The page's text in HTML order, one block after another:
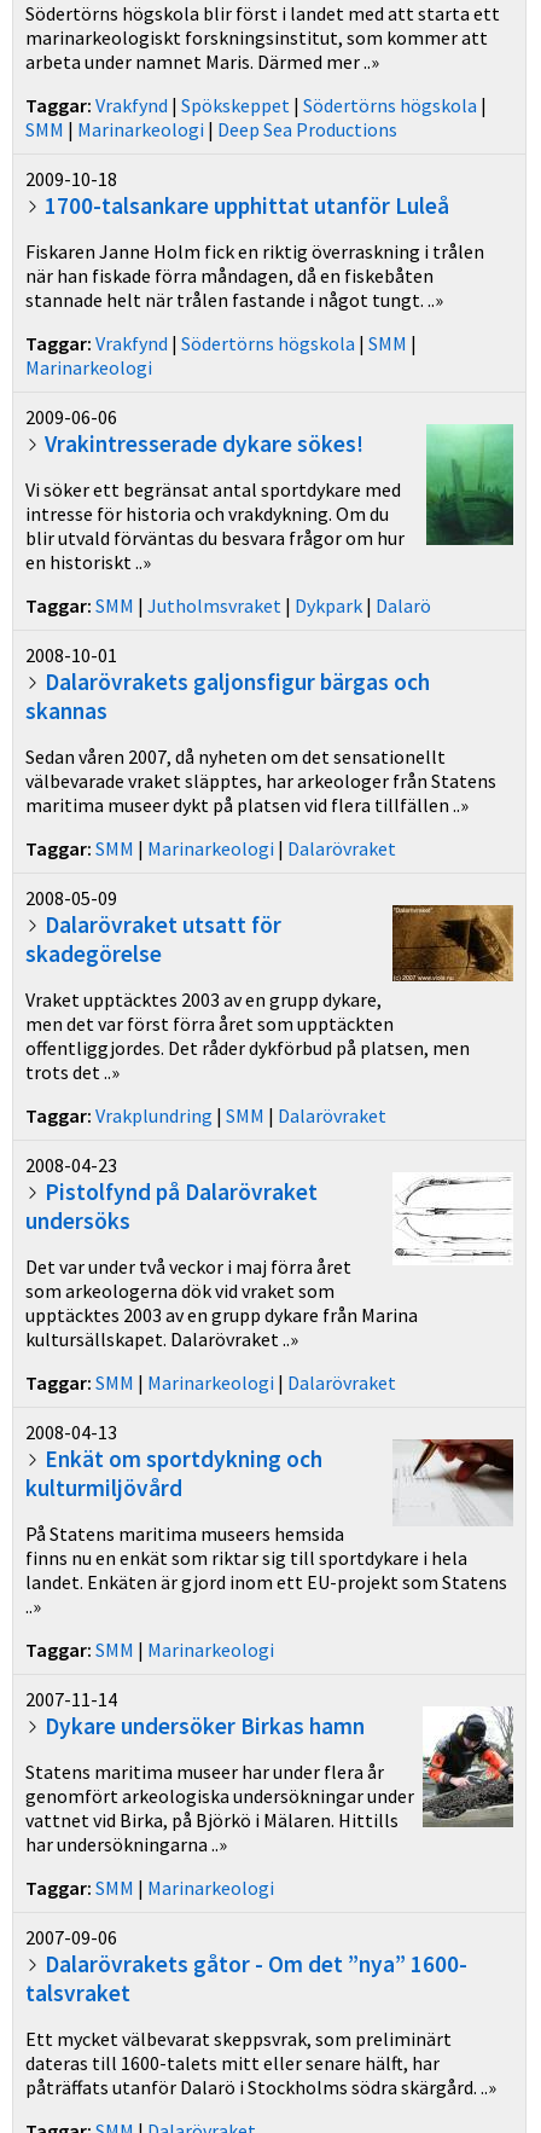
Södertörns högskola blir först i landet med att starta ett
marinarkeologiskt forskningsinstitut, som kommer att
arbeta under namnet Maris. Därmed mer ..»
Taggar: Vrakfynd | Spökskeppet | Södertörns högskola |
SMM | Marinarkeologi | Deep Sea Productions
2009-10-18
1700-talsankare upphittat utanför Luleå
Fiskaren Janne Holm fick en riktig överraskning i trålen
när han fiskade förra måndagen, då en fiskebåten
stannade helt när trålen fastande i något tungt. ..»
Taggar: Vrakfynd | Södertörns högskola | SMM |
Marinarkeologi
2009-06-06
Vrakintresserade dykare sökes!
Vi söker ett begränsat antal sportdykare med
intresse för historia och vrakdykning. Om du
blir utvald förväntas du besvara frågor om hur
en historiskt ..»
Taggar: SMM | Jutholmsvraket | Dykpark | Dalarö
2008-10-01
Dalarövrakets galjonsfigur bärgas och
skannas
Sedan våren 2007, då nyheten om det sensationellt
välbevarade vraket släpptes, har arkeologer från Statens
maritima museer dykt på platsen vid flera tillfällen ..»
Taggar: SMM | Marinarkeologi | Dalarövraket
2008-05-09
Dalarövraket utsatt för
skadegörelse
Vraket upptäcktes 2003 av en grupp dykare,
men det var först förra året som upptäckten
offentliggjordes. Det råder dykförbud på platsen, men
trots det ..»
Taggar: Vrakplundring | SMM | Dalarövraket
2008-04-23
Pistolfynd på Dalarövraket
undersöks
Det var under två veckor i maj förra året
som arkeologerna dök vid vraket som
upptäcktes 2003 av en grupp dykare från Marina
kultursällskapet. Dalarövraket ..»
Taggar: SMM | Marinarkeologi | Dalarövraket
2008-04-13
Enkät om sportdykning och
kulturmiljövård
På Statens maritima museers hemsida
finns nu en enkät som riktar sig till sportdykare i hela
landet. Enkäten är gjord inom ett EU-projekt som Statens
..»
Taggar: SMM | Marinarkeologi
2007-11-14
Dykare undersöker Birkas hamn
Statens maritima museer har under flera år
genomfört arkeologiska undersökningar under
vattnet vid Birka, på Björkö i Mälaren. Hittills
har undersökningarna ..»
Taggar: SMM | Marinarkeologi
2007-09-06
Dalarövrakets gåtor - Om det ”nya” 1600-
talsvraket
Ett mycket välbevarat skeppsvrak, som preliminärt
dateras till 1600-talets mitt eller senare hälft, har
påträffats utanför Dalarö i Stockholms södra skärgård. ..»